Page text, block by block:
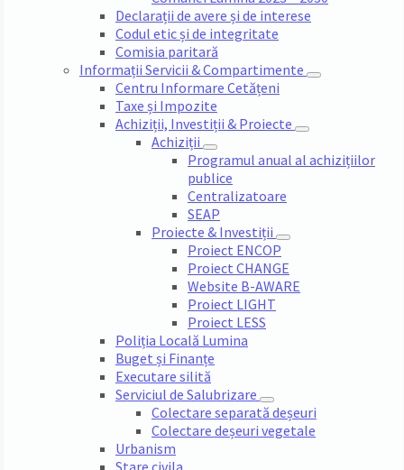
Declarații de avere și de interese
Codul etic și de integritate
Comisia paritară
Informații Servicii & Compartimente
Centru Informare Cetățeni
Taxe și Impozite
Achiziții, Investiții & Proiecte
Achiziții
Programul anual al achizițiilor
publice
Centralizatoare
SEAP
Proiecte & Investiții
Proiect ENCOP
Proiect CHANGE
Website B-AWARE
Proiect LIGHT
Proiect LESS
Poliția Locală Lumina
Buget și Finanțe
Executare silită
Serviciul de Salubrizare
Colectare separată deșeuri
Colectare deșeuri vegetale
Urbanism
Stare civila